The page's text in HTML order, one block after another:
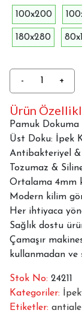
100x200
180x280
-
Dekoratif
Halı
Dokuma
Taban
İpekyolu
MVH-
891
adet
+
Ürün
Pamuk Dokuma
Üst Doku: İpek
Antibakteriyel
Tozumaz &
Ortalama 4mm
Modern kilim
Her ihtiyaca
Sağlık dostu
Çamaşır
kullanmadan ve
Stok No: 24211
Kategoriler:
Etiketler: